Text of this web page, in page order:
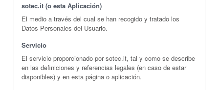
sotec.it (o esta Aplicación)
El medio a través del cual se han recogido y tratado los
Datos Personales del Usuario.
Servicio
El servicio proporcionado por sotec.it, tal y como se describe
en las definiciones y referencias legales (en caso de estar
disponibles) y en esta página o aplicación.